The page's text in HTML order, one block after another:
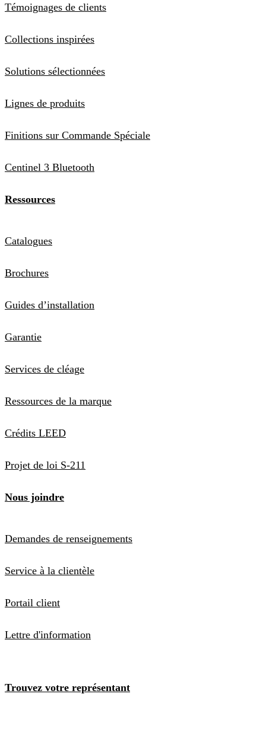
Témoignages de clients
Collections inspirées
Solutions sélectionnées
Lignes de produits
Finitions sur Commande Spéciale
Centinel 3 Bluetooth
Ressources
Catalogues
Brochures
Guides d’installation
Garantie
Services de cléage
Ressources de la marque
Crédits LEED
Projet de loi S-211
Nous joindre
Demandes de renseignements
Service à la clientèle
Portail client
Lettre d'information
Trouvez votre représentant